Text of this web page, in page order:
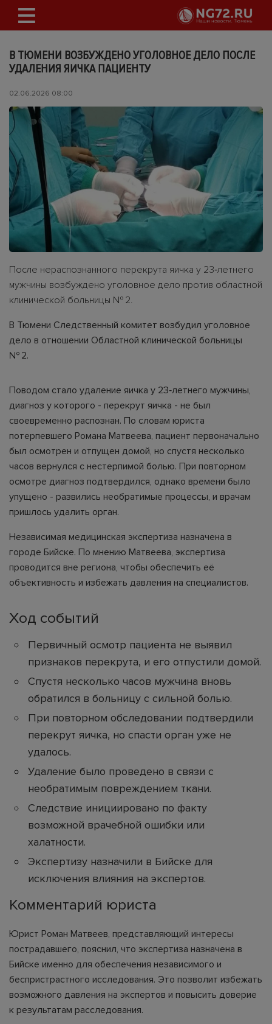
В ТЮМЕНИ ВОЗБУЖДЕНО УГОЛОВНОЕ ДЕЛО ПОСЛЕ
УДАЛЕНИЯ ЯИЧКА ПАЦИЕНТУ
02.06.2026 08:00
После нераспознанного перекрута яичка у 23‑летнего
мужчины возбуждено уголовное дело против областной
клинической больницы № 2.
В Тюмени Следственный комитет возбудил уголовное
дело в отношении Областной клинической больницы
№ 2.
Поводом стало удаление яичка у 23‑летнего мужчины,
диагноз у которого - перекрут яичка - не был
своевременно распознан. По словам юриста
потерпевшего Романа Матвеева, пациент первоначально
был осмотрен и отпущен домой, но спустя несколько
часов вернулся с нестерпимой болью. При повторном
осмотре диагноз подтвердился, однако времени было
упущено - развились необратимые процессы, и врачам
пришлось удалить орган.
Независимая медицинская экспертиза назначена в
городе Бийске. По мнению Матвеева, экспертиза
проводится вне региона, чтобы обеспечить её
объективность и избежать давления на специалистов.
Ход событий
Первичный осмотр пациента не выявил
признаков перекрута, и его отпустили домой.
Спустя несколько часов мужчина вновь
обратился в больницу с сильной болью.
При повторном обследовании подтвердили
перекрут яичка, но спасти орган уже не
удалось.
Удаление было проведено в связи с
необратимым повреждением ткани.
Следствие инициировано по факту
возможной врачебной ошибки или
халатности.
Экспертизу назначили в Бийске для
исключения влияния на экспертов.
Комментарий юриста
Юрист Роман Матвеев, представляющий интересы
пострадавшего, пояснил, что экспертиза назначена в
Бийске именно для обеспечения независимого и
беспристрастного исследования. Это позволит избежать
возможного давления на экспертов и повысить доверие
к результатам расследования.